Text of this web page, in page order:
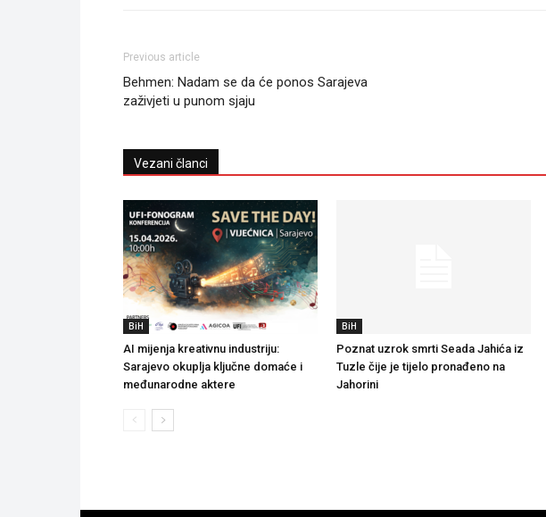
Previous article
Behmen: Nadam se da će ponos Sarajeva
zaživjeti u punom sjaju
Vezani članci
BiH
AI mijenja kreativnu industriju:
Sarajevo okuplja ključne domaće i
međunarodne aktere
BiH
Poznat uzrok smrti Seada Jahića iz
Tuzle čije je tijelo pronađeno na
Jahorini